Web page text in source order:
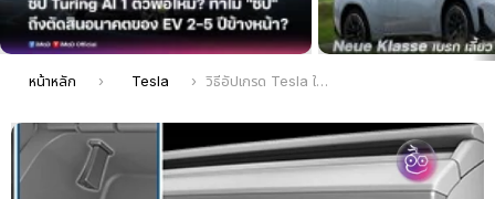
คุณอยู่ที่นี่:
หน้าหลัก Tesla วิธีอัปเกรด Tesla ให้บันทึกกล้องรอบคันย้อนหลังยาวนาน 24 ชั่วโมง พร้อมเทคนิคเลือก SSD ให้คุ้มค่า